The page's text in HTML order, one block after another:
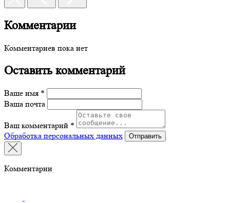
Комментарии
Комментариев пока нет
Оставить комментарий
Ваше имя *
Ваша почта
Ваш комментарий *
Обработка персональных данных
Отправить
Комментарии